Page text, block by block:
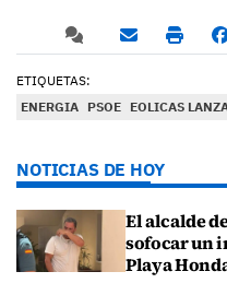
ETIQUETAS:
ENERGIA PSOE EOLICAS
NOTICIAS DE HOY
El alcalde
sofocar un
Playa